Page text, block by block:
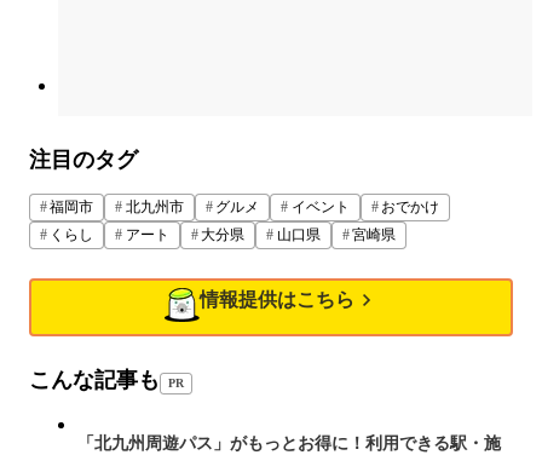
注目のタグ
福岡市 北九州市 グルメ イベント
おでかけ
くらし
アート 大分県 山口県 宮崎県
情報提供はこちら
こんな記事も PR
「北九州周遊パス」がもっとお得に！利用できる駅・施